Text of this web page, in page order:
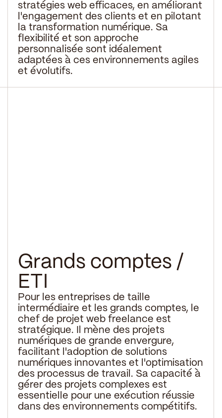
stratégies web efficaces, en améliorant
l'engagement des clients et en pilotant
la transformation numérique. Sa
flexibilité et son approche
personnalisée sont idéalement
adaptées à ces environnements agiles
et évolutifs.
Grands comptes /
ETI
Pour les entreprises de taille
intermédiaire et les grands comptes, le
chef de projet web freelance est
stratégique. Il mène des projets
numériques de grande envergure,
facilitant l'adoption de solutions
numériques innovantes et l'optimisation
des processus de travail. Sa capacité à
gérer des projets complexes est
essentielle pour une exécution réussie
dans des environnements compétitifs.